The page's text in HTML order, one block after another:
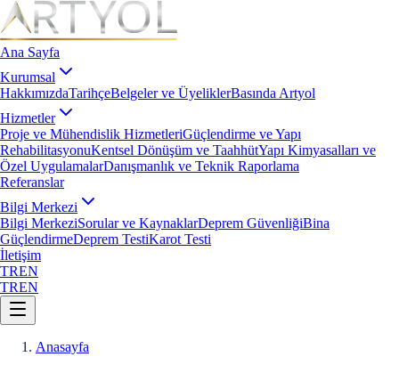
Ana Sayfa
Kurumsal
HakkımızdaTarihçeBelgeler ve ÜyeliklerBasında Artyol
Hizmetler
Proje ve Mühendislik HizmetleriGüçlendirme ve Yapı
RehabilitasyonuKentsel Dönüşüm ve TaahhütYapı Kimyasalları ve
Özel UygulamalarDanışmanlık ve Teknik Raporlama
Referanslar
Bilgi Merkezi
Bilgi MerkeziSorular ve KaynaklarDeprem GüvenliğiBina
GüçlendirmeDeprem TestiKarot Testi
İletişim
TREN
TREN
Anasayfa